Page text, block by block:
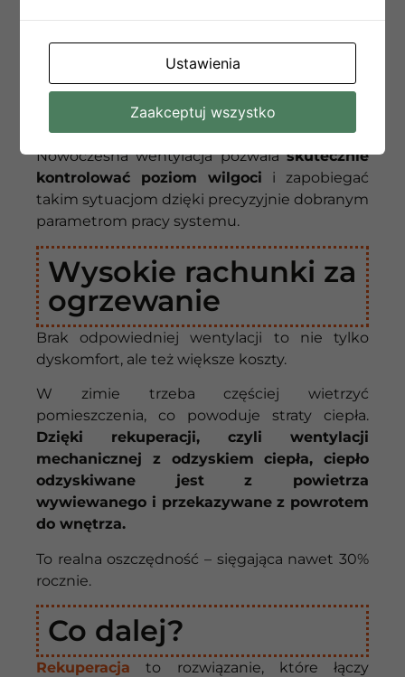
nadmiernej wilgoci, która sprzyja rozwojowi
pleśni.
Taki mikroklimat jest nie tylko nieestetyczny,
osób starszych i alergików.
Nowoczesna wentylacja pozwalaskutecznie
kontrolować poziom wilgoci i zapobiegać
takim sytuacjom dzięki precyzyjnie dobranym
parametrom pracy systemu.
Wysokie rachunki za
ogrzewanie
Brak odpowiedniej wentylacji to nie tylko
dyskomfort, ale też większe koszty.
W zimie trzeba częściej wietrzyć
pomieszczenia, co powoduje straty ciepła.
Dzięki rekuperacji, czyli wentylacji
mechanicznej z odzyskiem ciepła, ciepło
odzyskiwane jest z powietrza
wywiewanego i przekazywane z powrotem
do wnętrza.
To realna oszczędność – sięgająca nawet 30%
rocznie.
Co dalej?
Rekuperacja to rozwiązanie, które łączy
Ustawienia
Zaakceptuj wszystko